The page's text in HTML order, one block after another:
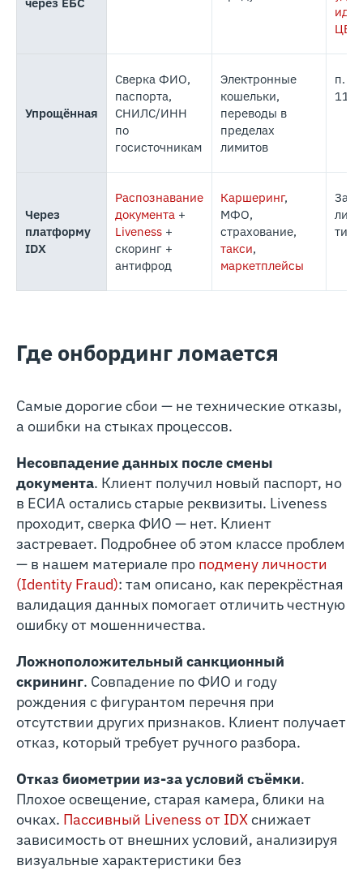
ЦБ
Упрощённая
Сверка ФИО,
паспорта,
СНИЛС/ИНН
по
госисточникам
Электронные
кошельки,
переводы в
пределах
лимитов
п.
Через
платформу
IDX
Распознавание
документа +
Liveness +
скоринг +
антифрод
Каршеринг,
МФО,
страхование,
такси,
маркетплейсы
Где онбординг ломается
Самые дорогие сбои — не технические отказы,
а ошибки на стыках процессов.
Несовпадение данных после смены
документа. Клиент получил новый паспорт, но
в ЕСИА остались старые реквизиты. Liveness
проходит, сверка ФИО — нет. Клиент
застревает. Подробнее об этом классе проблем
— в нашем материале про подмену личности
(Identity Fraud): там описано, как перекрёстная
валидация данных помогает отличить честную
ошибку от мошенничества.
Ложноположительный санкционный
скрининг. Совпадение по ФИО и году
рождения с фигурантом перечня при
отсутствии других признаков. Клиент получает
отказ, который требует ручного разбора.
Отказ биометрии из-за условий съёмки.
Плохое освещение, старая камера, блики на
очках. Пассивный Liveness от IDXснижает
зависимость от внешних условий, анализируя
визуальные характеристики без